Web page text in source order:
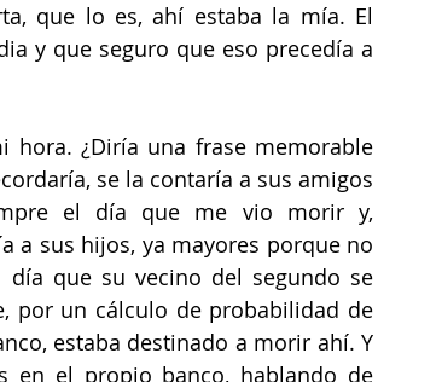
que lo es, ahí estaba la mía. El
y que seguro que eso precedía a
hora. ¿Diría una frase memorable
se la contaría a sus amigos
el día que me vio morir y,
a sus hijos, ya mayores porque no
que su vecino del segundo se
por un cálculo de probabilidad de
estaba destinado a morir ahí. Y
en el propio banco, hablando de